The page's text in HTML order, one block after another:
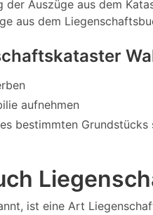
Auszüge aus dem
aus dem
aufnehmen
bestimmten
ist eine Art